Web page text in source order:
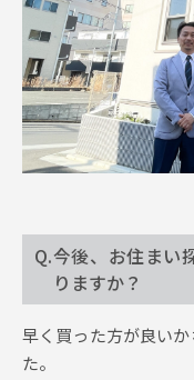
Q.今後、お住まい
りますか？
早く買った方が良い
た。